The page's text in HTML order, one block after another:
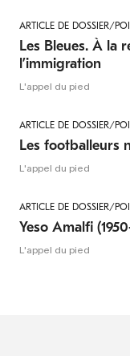
ARTICLE DE DOSSIER/
Les Bleues. À la
l’immigration
L'appel du pied
ARTICLE DE DOSSIER/
Les footballeurs
L'appel du pied
ARTICLE DE DOSSIER/
Yeso Amalfi
L'appel du pied